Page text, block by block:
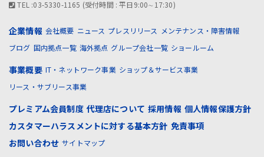
TEL :03-5330-1165 (受付時間 : 平日9:00∼17:30)
企業情報 会社概要 ニュース プレスリリース メンテナンス・障害情報
ブログ 国内拠点一覧 海外拠点 グループ会社一覧 ショールーム
事業概要 IT・ネットワーク事業 ショップ＆サービス事業
リース・サブリース事業
プレミアム会員制度 代理店について 採用情報 個人情報保護方針
カスタマーハラスメントに対する基本方針 免責事項
お問い合わせ サイトマップ